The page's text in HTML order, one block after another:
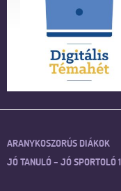
ARANYKOSZORÚS DIÁKOK
JÓ TANULÓ – JÓ SPORTOLÓ